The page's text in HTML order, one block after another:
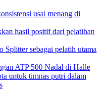
usai menang di
hasil positif dari pelatihan
sebagai pelatih utama
ATP 500 Nadal di Halle
untuk timnas putri dalam